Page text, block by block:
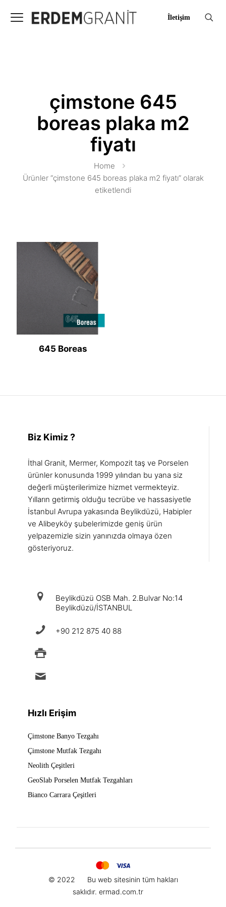
İletişim
çimstone 645
boreas plaka m2
fiyatı
Home
Ürünler “çimstone 645 boreas plaka m2 fiyatı” olarak
etiketlendi
645 Boreas
Biz Kimiz ?
İthal Granit, Mermer, Kompozit taş ve Porselen
ürünler konusunda 1999 yılından bu yana siz
değerli müşterilerimize hizmet vermekteyiz.
Yılların getirmiş olduğu tecrübe ve hassasiyetle
İstanbul Avrupa yakasında Beylikdüzü, Habipler
ve Alibeyköy şubelerimizde geniş ürün
yelpazemizle sizin yanınızda olmaya özen
gösteriyoruz.
Beylikdüzü OSB Mah. 2.Bulvar No:14
Beylikdüzü/İSTANBUL
+90 212 875 40 88
Hızlı Erişim
Çimstone Banyo Tezgahı
Çimstone Mutfak Tezgahı
Neolith Çeşitleri
GeoSlab Porselen Mutfak Tezgahları
Bianco Carrara Çeşitleri
© 2022 Bu web sitesinin tüm hakları
saklıdır. ermad.com.tr